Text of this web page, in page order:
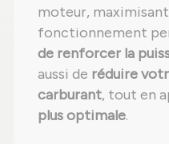
moteur,
fonctionnement
de renforcer la
aussi de réduire
carburant, tout en
plus optimale.